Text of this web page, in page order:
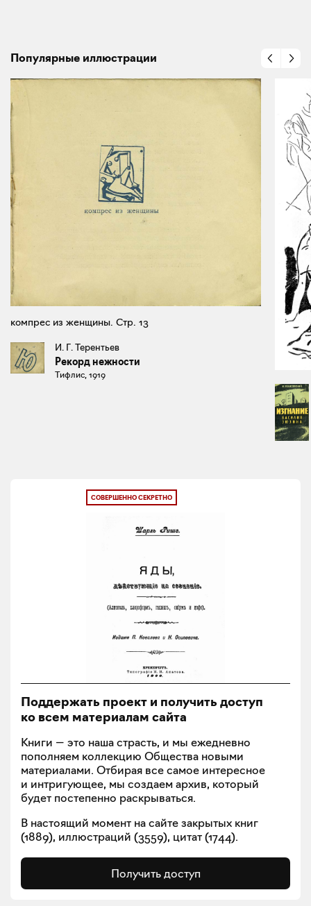
Популярные иллюстрации
компрес из женщины. Стр. 13
И. Г. Терентьев
Рекорд нежности
Тифлис, 1919
СОВЕРШЕННО СЕКРЕТНО
Поддержать проект и получить доступ
ко всем материалам сайта
Книги — это наша страсть, и мы ежедневно
пополняем коллекцию Общества новыми
материалами. Отбирая все самое интересное
и интригующее, мы создаем архив, который
будет постепенно раскрываться.
В настоящий момент на сайте закрытых книг
(1889), иллюстраций (3559), цитат (1744).
Получить доступ